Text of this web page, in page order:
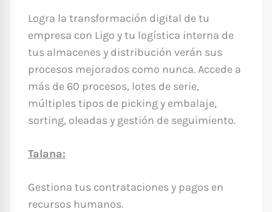
Logra la transformación digital de tu
empresa con Ligo y tu logística interna de
tus almacenes y distribución verán sus
procesos mejorados como nunca. Accede a
más de 60 procesos, lotes de serie,
múltiples tipos de picking y embalaje,
sorting, oleadas y gestión de seguimiento.
Talana:
Gestiona tus contrataciones y pagos en
recursos humanos.